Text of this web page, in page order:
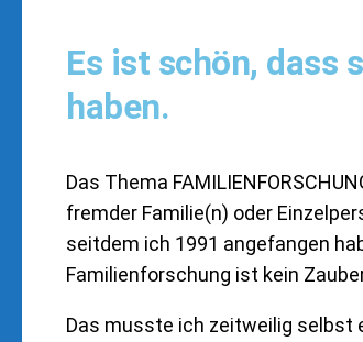
Es ist schön, dass
haben.
Das Thema
fremder Familie(n) oder
seitdem ich 1991 angefangen
Familienforschung ist kein
Das musste ich zeitweilig selbst